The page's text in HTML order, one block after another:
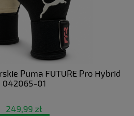
Puma FUTURE Pro Hybrid
042065-01
249,99 zł